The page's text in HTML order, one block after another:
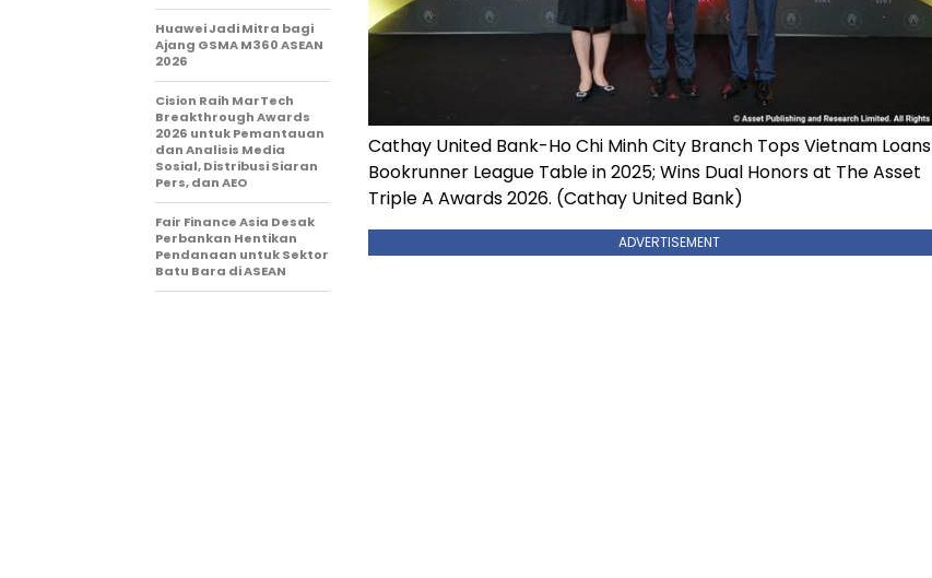
Cathay United Bank-Ho Chi Minh City Branch Tops Vietnam Loans
Bookrunner League Table in 2025; Wins Dual Honors at The Asset
Triple A Awards 2026. (Cathay United Bank)
ADVERTISEMENT
Huawei Jadi Mitra bagi
Ajang GSMA M360 ASEAN
2026
Cision Raih MarTech
Breakthrough Awards
2026 untuk Pemantauan
dan Analisis Media
Sosial, Distribusi Siaran
Pers, dan AEO
Fair Finance Asia Desak
Perbankan Hentikan
Pendanaan untuk Sektor
Batu Bara di ASEAN